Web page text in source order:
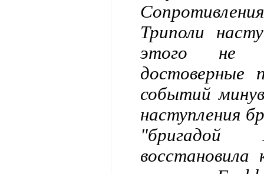
Триполи
этого не
достоверные
событий
наступления
"бригадой